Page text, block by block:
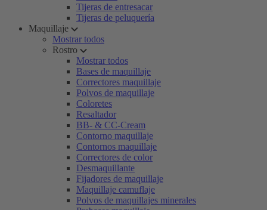
Tijeras de entresacar
Tijeras de peluquería
Maquillaje
Mostrar todos
Rostro
Mostrar todos
Bases de maquillaje
Correctores maquillaje
Polvos de maquillaje
Coloretes
Resaltador
BB- & CC-Cream
Contorno maquillaje
Contornos maquillaje
Correctores de color
Desmaquillante
Fijadores de maquillaje
Maquillaje camuflaje
Polvos de maquillajes minerales